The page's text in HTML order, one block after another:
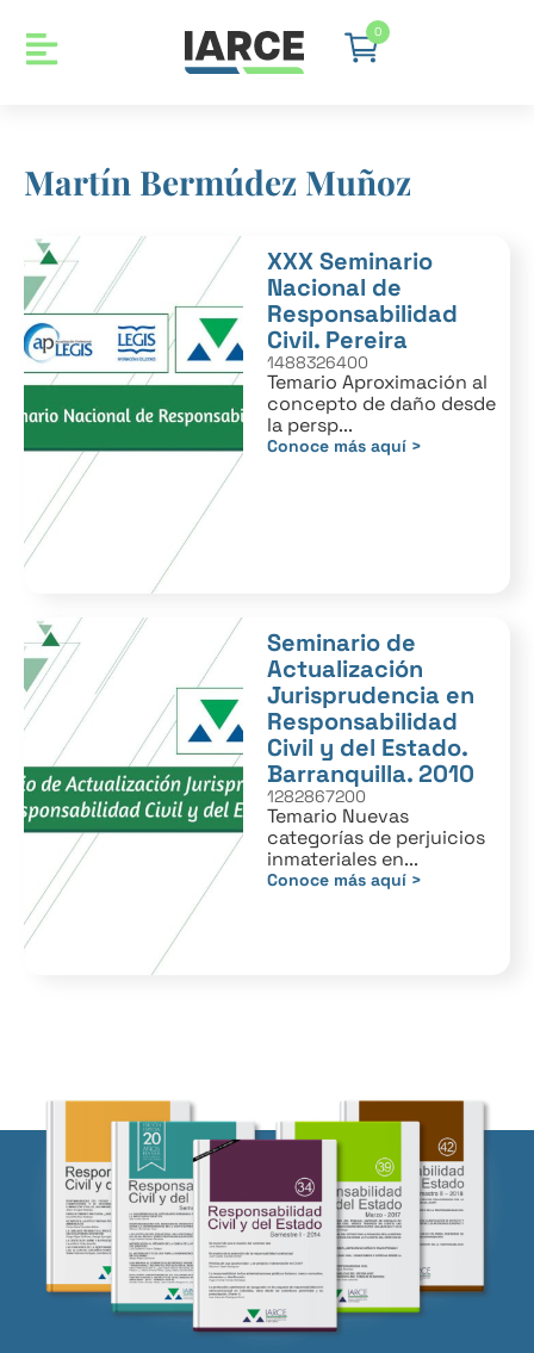
0
Martín Bermúdez Muñoz
XXX Seminario
Nacional de
Responsabilidad
Civil. Pereira
1488326400
Temario Aproximación al
concepto de daño desde
la persp...
Conoce más aquí >
Seminario de
Actualización
Jurisprudencia en
Responsabilidad
Civil y del Estado.
Barranquilla. 2010
1282867200
Temario Nuevas
categorías de perjuicios
inmateriales en...
Conoce más aquí >